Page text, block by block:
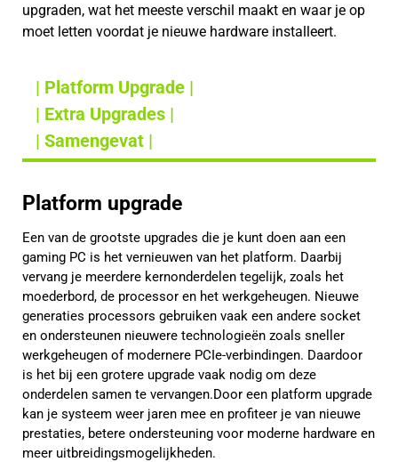
upgraden, wat het meeste verschil maakt en waar je op
moet letten voordat je nieuwe hardware installeert.
| Platform Upgrade |
| Extra Upgrades |
| Samengevat |
Platform upgrade
Een van de grootste upgrades die je kunt doen aan een
gaming PC is het vernieuwen van het platform. Daarbij
vervang je meerdere kernonderdelen tegelijk, zoals het
moederbord, de processor en het werkgeheugen. Nieuwe
generaties processors gebruiken vaak een andere socket
en ondersteunen nieuwere technologieën zoals sneller
werkgeheugen of modernere PCIe-verbindingen. Daardoor
is het bij een grotere upgrade vaak nodig om deze
onderdelen samen te vervangen.Door een platform upgrade
kan je systeem weer jaren mee en profiteer je van nieuwe
prestaties, betere ondersteuning voor moderne hardware en
meer uitbreidingsmogelijkheden.